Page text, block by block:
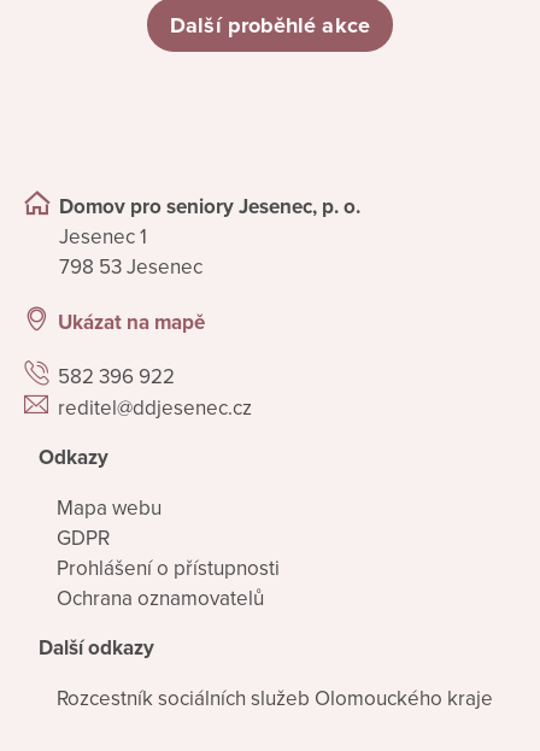
Další proběhlé akce
Domov pro seniory Jesenec, p. o.
Jesenec 1
798 53 Jesenec
Ukázat na mapě
582 396 922
reditel@ddjesenec.cz
Odkazy
Mapa webu
GDPR
Prohlášení o přístupnosti
Ochrana oznamovatelů
Další odkazy
Rozcestník sociálních služeb Olomouckého kraje